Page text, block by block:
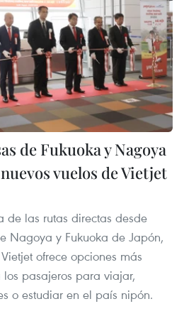
de Fukuoka y Nagoya
vuelos de Vietjet
de las rutas directas desde
Nagoya y Fukuoka de Japón,
ofrece opciones más
pasajeros para viajar,
o estudiar en el país nipón.